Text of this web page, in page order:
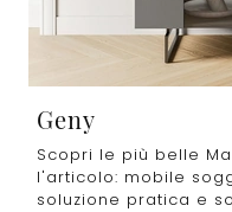
Geny
Scopri le più belle
l'articolo: mobile
soluzione pratica e